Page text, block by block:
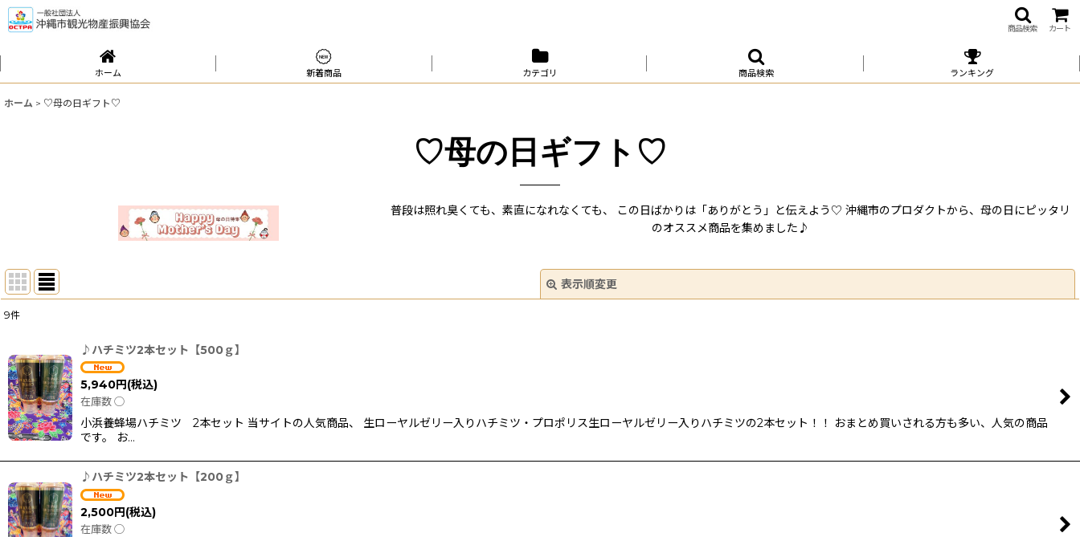
商品検索 カート
ホーム 新着商品 カテゴリ 商品検索 ランキング
ホーム > ♡母の日ギフト♡
♡母の日ギフト♡
普段は照れ臭くても、素直になれなくても、 この日ばかりは「ありがとう」と伝えよう♡ 沖縄市のプロダクトから、母の日にピッタリ
のオススメ商品を集めました♪
表示順変更
並び順:
絞り込む
9件
♪ハチミツ2本セット【500ｇ】
5,940円(税込)
在庫数 ◯
小浜養蜂場ハチミツ 2本セット 当サイトの人気商品、 生ローヤルゼリー入りハチミツ・プロポリス生ローヤルゼリー入りハチミツの2本セット！！ おまとめ買いされる方も多い、人気の商品
です。 お…
♪ハチミツ2本セット【200ｇ】
2,500円(税込)
在庫数 ◯